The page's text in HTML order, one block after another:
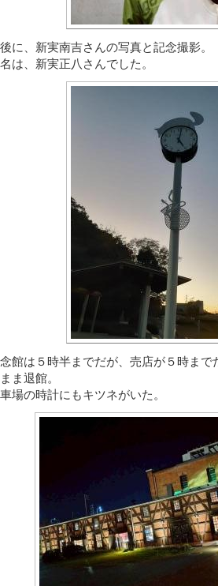
に、新実南吉さんの写真と記念撮影。
は、新実正八さんでした。
館は５時半までだが、売店が５時まで
ま退館。
場の時計にもキツネがいた。